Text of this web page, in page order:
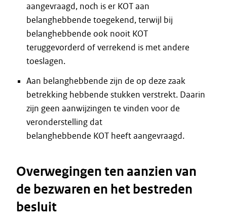
aangevraagd, noch is er KOT aan
belanghebbende toegekend, terwijl bij
belanghebbende ook nooit KOT
teruggevorderd of verrekend is met andere
toeslagen.
Aan belanghebbende zijn de op deze zaak
betrekking hebbende stukken verstrekt. Daarin
zijn geen aanwijzingen te vinden voor de
veronderstelling dat
belanghebbende KOT heeft aangevraagd.
Overwegingen ten aanzien van
de bezwaren en het bestreden
besluit